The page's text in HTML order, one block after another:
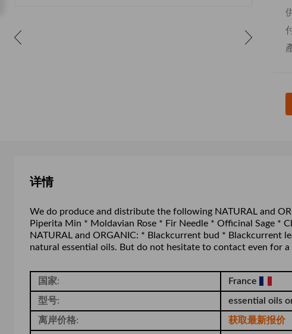
详情
We do produce and distribute the following NATURAL and
Piperita Min * Moldavian Rose * Fir Needle * Officinal Sage *
NATURAL and ORGANIC: * Blackcurrent bud * Blackcurrent
natural essential oils. But do not hesitate to contact even for
国家: France
型号: essential oils
离岸价格: 获取最新报价